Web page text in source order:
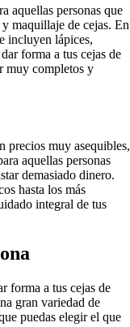
aquellas personas que
maquillaje de cejas. En
incluyen lápices,
forma a tus cejas de
muy completos y
precios muy asequibles,
aquellas personas
demasiado dinero.
hasta los más
integral de tus
forma a tus cejas de
gran variedad de
puedas elegir el que